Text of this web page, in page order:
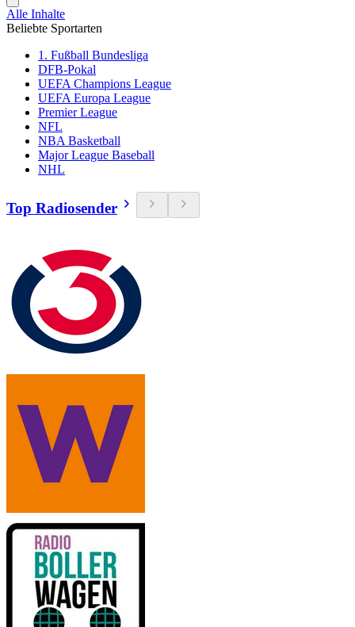
Alle Inhalte
Beliebte Sportarten
1. Fußball Bundesliga
DFB-Pokal
UEFA Champions League
UEFA Europa League
Premier League
NFL
NBA Basketball
Major League Baseball
NHL
Top Radiosender